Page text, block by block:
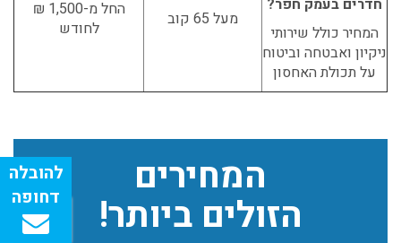
המחירים
הזולים ביותר!
המחיר כולל שירותי
ניקיון ואבטחה וביטוח
על תכולת האחסון
מעל 65 קוב
החל מ-1,500 ₪
לחודש